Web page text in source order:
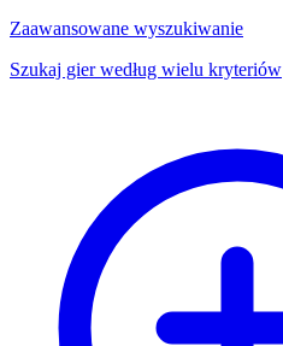
Zaawansowane wyszukiwanie
Szukaj gier według wielu kryteriów